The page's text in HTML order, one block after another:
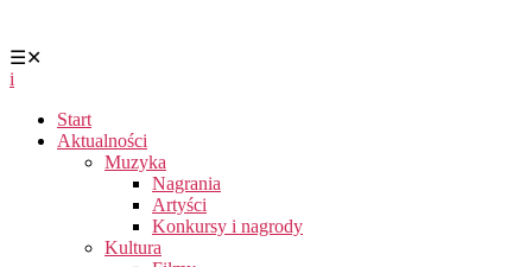
☰✕
i
Start
Aktualności
Muzyka
Nagrania
Artyści
Konkursy i nagrody
Kultura